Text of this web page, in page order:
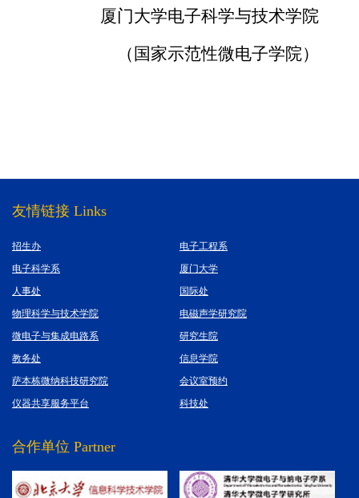
厦门大学电子科学与技术学院
（国家示范性微电子学院）
友情链接 Links
电子工程系
招生办
厦门大学
电子科学系
国际处
人事处
电磁声学研究院
物理科学与技术学院
研究生院
微电子与集成电路系
信息学院
教务处
会议室预约
萨本栋微纳科技研究院
科技处
仪器共享服务平台
合作单位 Partner